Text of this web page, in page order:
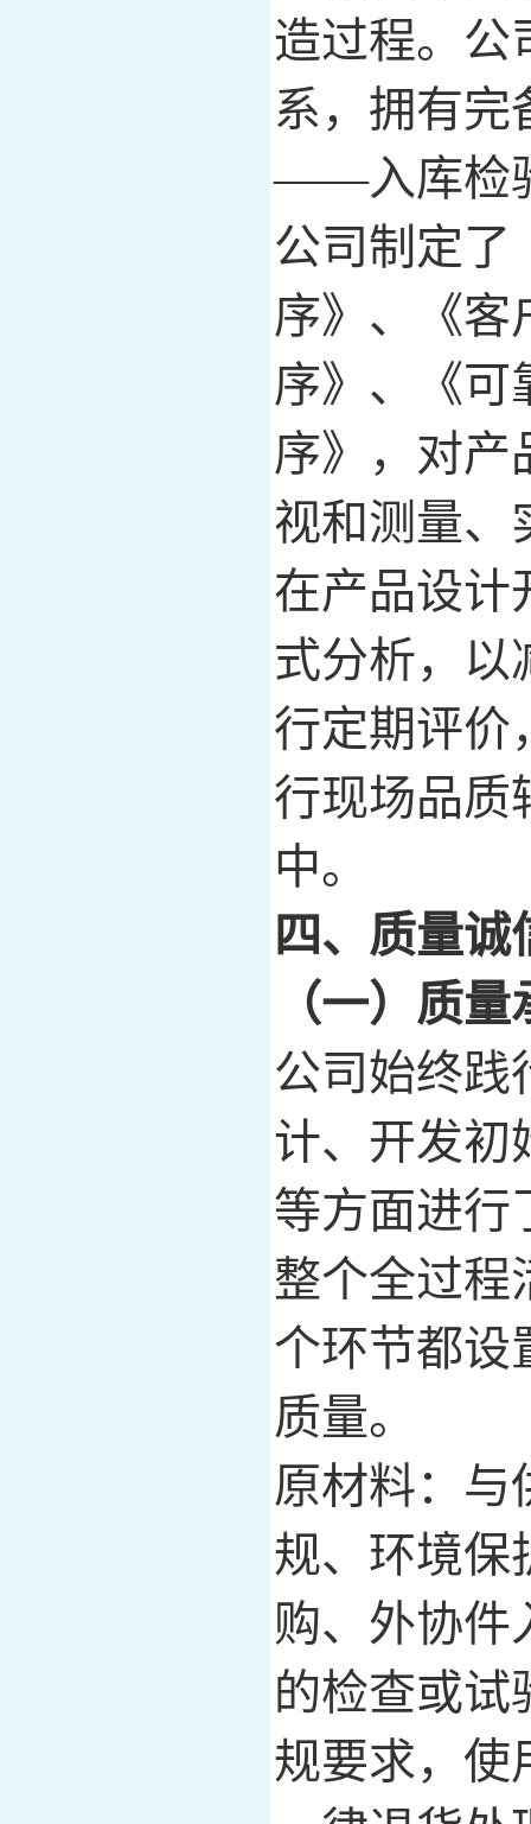
造过程。公
系，拥有完
——入库检
公司制定了
序》、《客
序》、《可
序》，对产
视和测量、
在产品设计
式分析，以
行定期评价
行现场品质
中。
四、质量诚
（一）质量
公司始终践
计、开发初
等方面进行
整个全过程
个环节都设
质量。
原材料：与
规、环境保
购、外协件
的检查或试
规要求，使